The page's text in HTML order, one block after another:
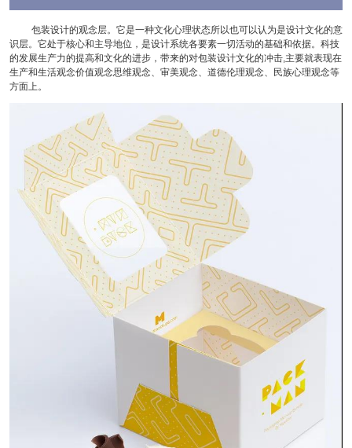
包装设计的观念层。它是一种文化心理状态所以也可以认为是设计文化的意
识层。它处于核心和主导地位，是设计系统各要素一切活动的基础和依据。科技
的发展生产力的提高和文化的进步，带来的对包装设计文化的冲击,主要就表现在
生产和生活观念价值观念思维观念、审美观念、道德伦理观念、民族心理观念等
方面上。